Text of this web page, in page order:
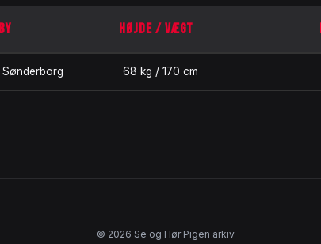
BY HØJDE / VÆGT
Sønderborg 68 kg / 170 cm
© 2026 Se og Hør Pigen arkiv